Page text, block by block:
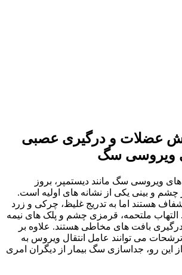
عضلات و درگیری عصبی
ویروسی سگ
ویروسی سگ مانند دیستمپر، بروز
و بینی یکی از نشانه‌ های اولیه است.
شفاف‌ هستند اما به تدریج غلیظ، چرکی و زرد
ملتحمه، قرمزی چشم و پلک‌ های نیمه‌
درگیری بافت‌ های مخاطی هستند. علاوه بر
ترشحات می‌ توانند عامل انتقال ویروس به
از این‌ رو، جداسازی سگ بیمار از دیگران امری